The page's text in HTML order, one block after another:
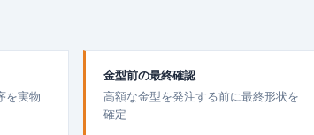
を実物
金型前の最終確認
高額な金型を発注する前に最終形状を
確定